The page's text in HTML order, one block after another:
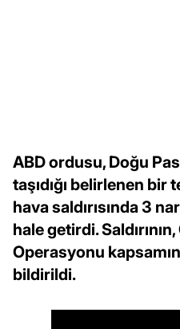
ABD ordusu, Doğu
taşıdığı belirlenen
hava saldırısında 3
hale getirdi.
Operasyonu
bildirildi.